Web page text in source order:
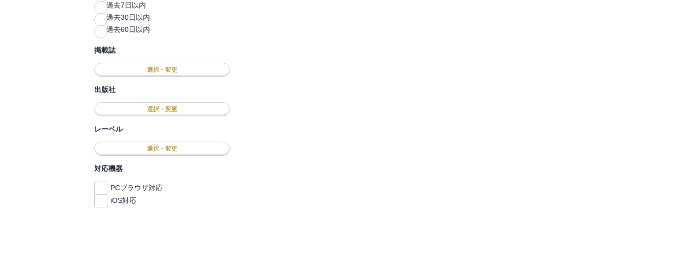
過去7日以内
過去30日以内
過去60日以内
掲載誌
選択・変更
出版社
選択・変更
レーベル
選択・変更
対応機器
PCブラウザ対応
iOS対応